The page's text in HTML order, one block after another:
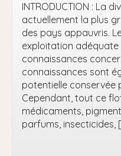
INTRODUCTION : La
actuellement la plus
des pays appauvris.
exploitation adéquate
connaissances
connaissances sont
potentielle conservée
Cependant, tout ce
médicaments,
parfums, insecticides,